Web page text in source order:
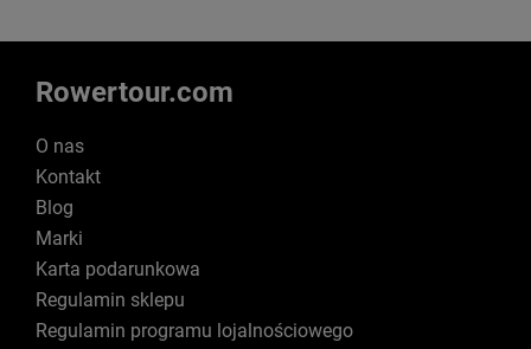
Rowertour.com
O nas
Kontakt
Blog
Marki
Karta podarunkowa
Regulamin sklepu
Regulamin programu lojalnościowego